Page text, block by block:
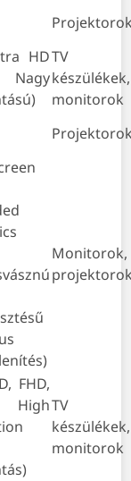
HD
Nagy
TV
készülékek,
monitorok
Monitorok,
FHD,
TV
készülékek,
monitorok